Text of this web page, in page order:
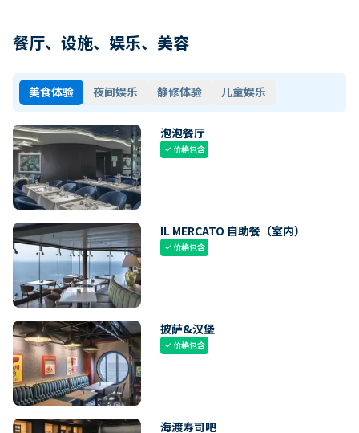
餐厅、设施、娱乐、美容
美食体验 夜间娱乐 静修体验 儿童娱乐
泡泡餐厅
check价格包含
IL MERCATO 自助餐（室内）
check价格包含
披萨&汉堡
check价格包含
海渡寿司吧